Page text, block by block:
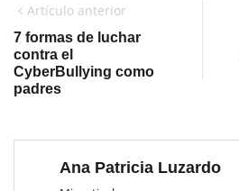
Artículo anterior
7 formas de luchar
contra el
CyberBullying como
padres
Ana Patricia Luzardo